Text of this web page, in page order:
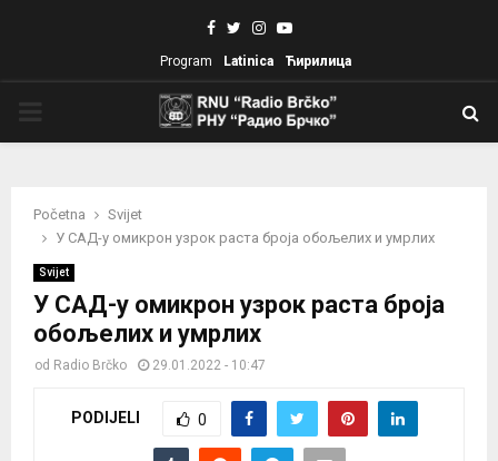
Facebook
TwitterInstagram
Youtube
Program Latinica Ћирилица
Početna
Svijet
У САД-у омикрон узрок раста броја обољелих и умрлих
Svijet
У САД-у омикрон узрок раста броја
обољелих и умрлих
od Radio Brčko 29.01.2022 - 10:47
PODIJELI 0